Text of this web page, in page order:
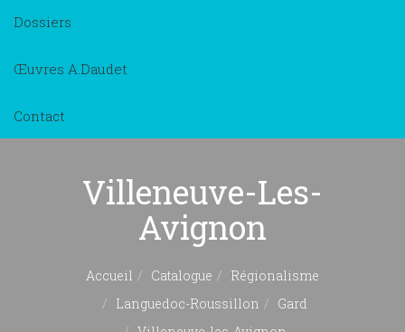
Dossiers
Œuvres A.Daudet
Contact
Villeneuve-Les-
Avignon
Accueil Catalogue
Régionalisme
Languedoc-Roussillon
Gard